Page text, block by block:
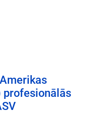
profesionālās